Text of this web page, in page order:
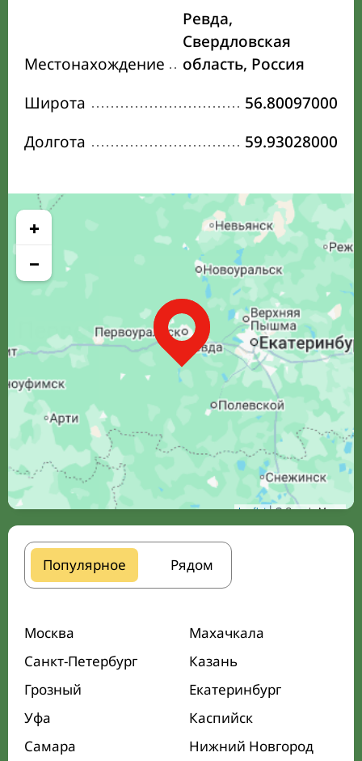
Местонахождение
Ревда,
Свердловская
область, Россия
Широта
56.80097000
Долгота
59.93028000
+
−
Leaflet| © Google Maps
Популярное Рядом
Москва
Махачкала
Санкт-Петербург
Казань
Грозный
Екатеринбург
Уфа
Каспийск
Самара
Нижний Новгород